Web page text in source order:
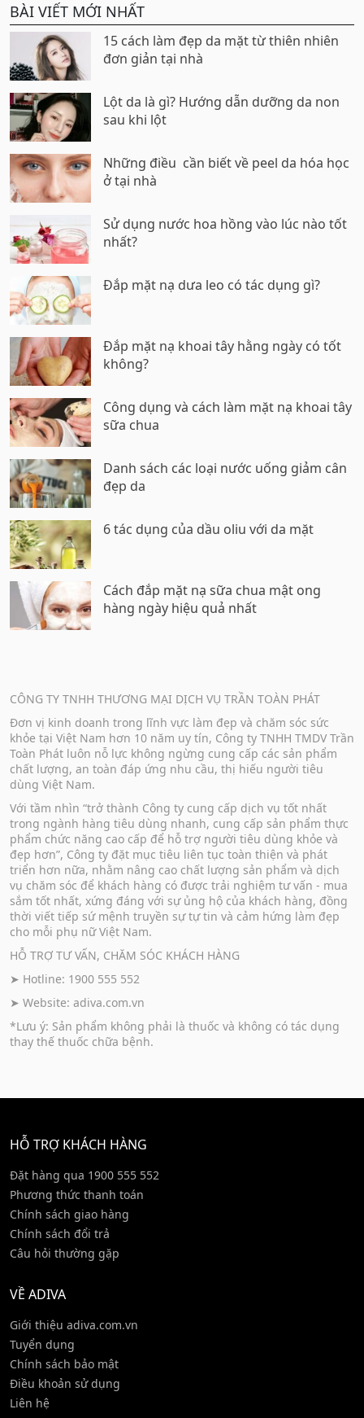
BÀI VIẾT MỚI NHẤT
15 cách làm đẹp da mặt từ thiên nhiên
đơn giản tại nhà
Lột da là gì? Hướng dẫn dưỡng da non
sau khi lột
Những điều cần biết về peel da hóa học
ở tại nhà
Sử dụng nước hoa hồng vào lúc nào tốt
nhất?
Đắp mặt nạ dưa leo có tác dụng gì?
Đắp mặt nạ khoai tây hằng ngày có tốt
không?
Công dụng và cách làm mặt nạ khoai tây
sữa chua
Danh sách các loại nước uống giảm cân
đẹp da
6 tác dụng của dầu oliu với da mặt
Cách đắp mặt nạ sữa chua mật ong
hàng ngày hiệu quả nhất
CÔNG TY TNHH THƯƠNG MẠI DỊCH VỤ TRẦN TOÀN PHÁT
Đơn vị kinh doanh trong lĩnh vực làm đẹp và chăm sóc sức
khỏe tại Việt Nam hơn 10 năm uy tín, Công ty TNHH TMDV Trần
Toàn Phát luôn nỗ lực không ngừng cung cấp các sản phẩm
chất lượng, an toàn đáp ứng nhu cầu, thị hiếu người tiêu
dùng Việt Nam.
Với tầm nhìn “trở thành Công ty cung cấp dịch vụ tốt nhất
trong ngành hàng tiêu dùng nhanh, cung cấp sản phẩm thực
phẩm chức năng cao cấp để hỗ trợ người tiêu dùng khỏe và
đẹp hơn”, Công ty đặt mục tiêu liên tục toàn thiện và phát
triển hơn nữa, nhằm nâng cao chất lượng sản phẩm và dịch
vụ chăm sóc để khách hàng có được trải nghiệm tư vấn - mua
sắm tốt nhất, xứng đáng với sự ủng hộ của khách hàng, đồng
thời viết tiếp sứ mệnh truyền sự tự tin và cảm hứng làm đẹp
cho mỗi phụ nữ Việt Nam.
HỖ TRỢ TƯ VẤN, CHĂM SÓC KHÁCH HÀNG
➤ Hotline: 1900 555 552
➤ Website: adiva.com.vn
*Lưu ý: Sản phẩm không phải là thuốc và không có tác dụng
thay thế thuốc chữa bệnh.
HỖ TRỢ KHÁCH HÀNG
Đặt hàng qua 1900 555 552
Phương thức thanh toán
Chính sách giao hàng
Chính sách đổi trả
Câu hỏi thường gặp
VỀ ADIVA
Giới thiệu adiva.com.vn
Tuyển dụng
Chính sách bảo mật
Điều khoản sử dụng
Liên hệ